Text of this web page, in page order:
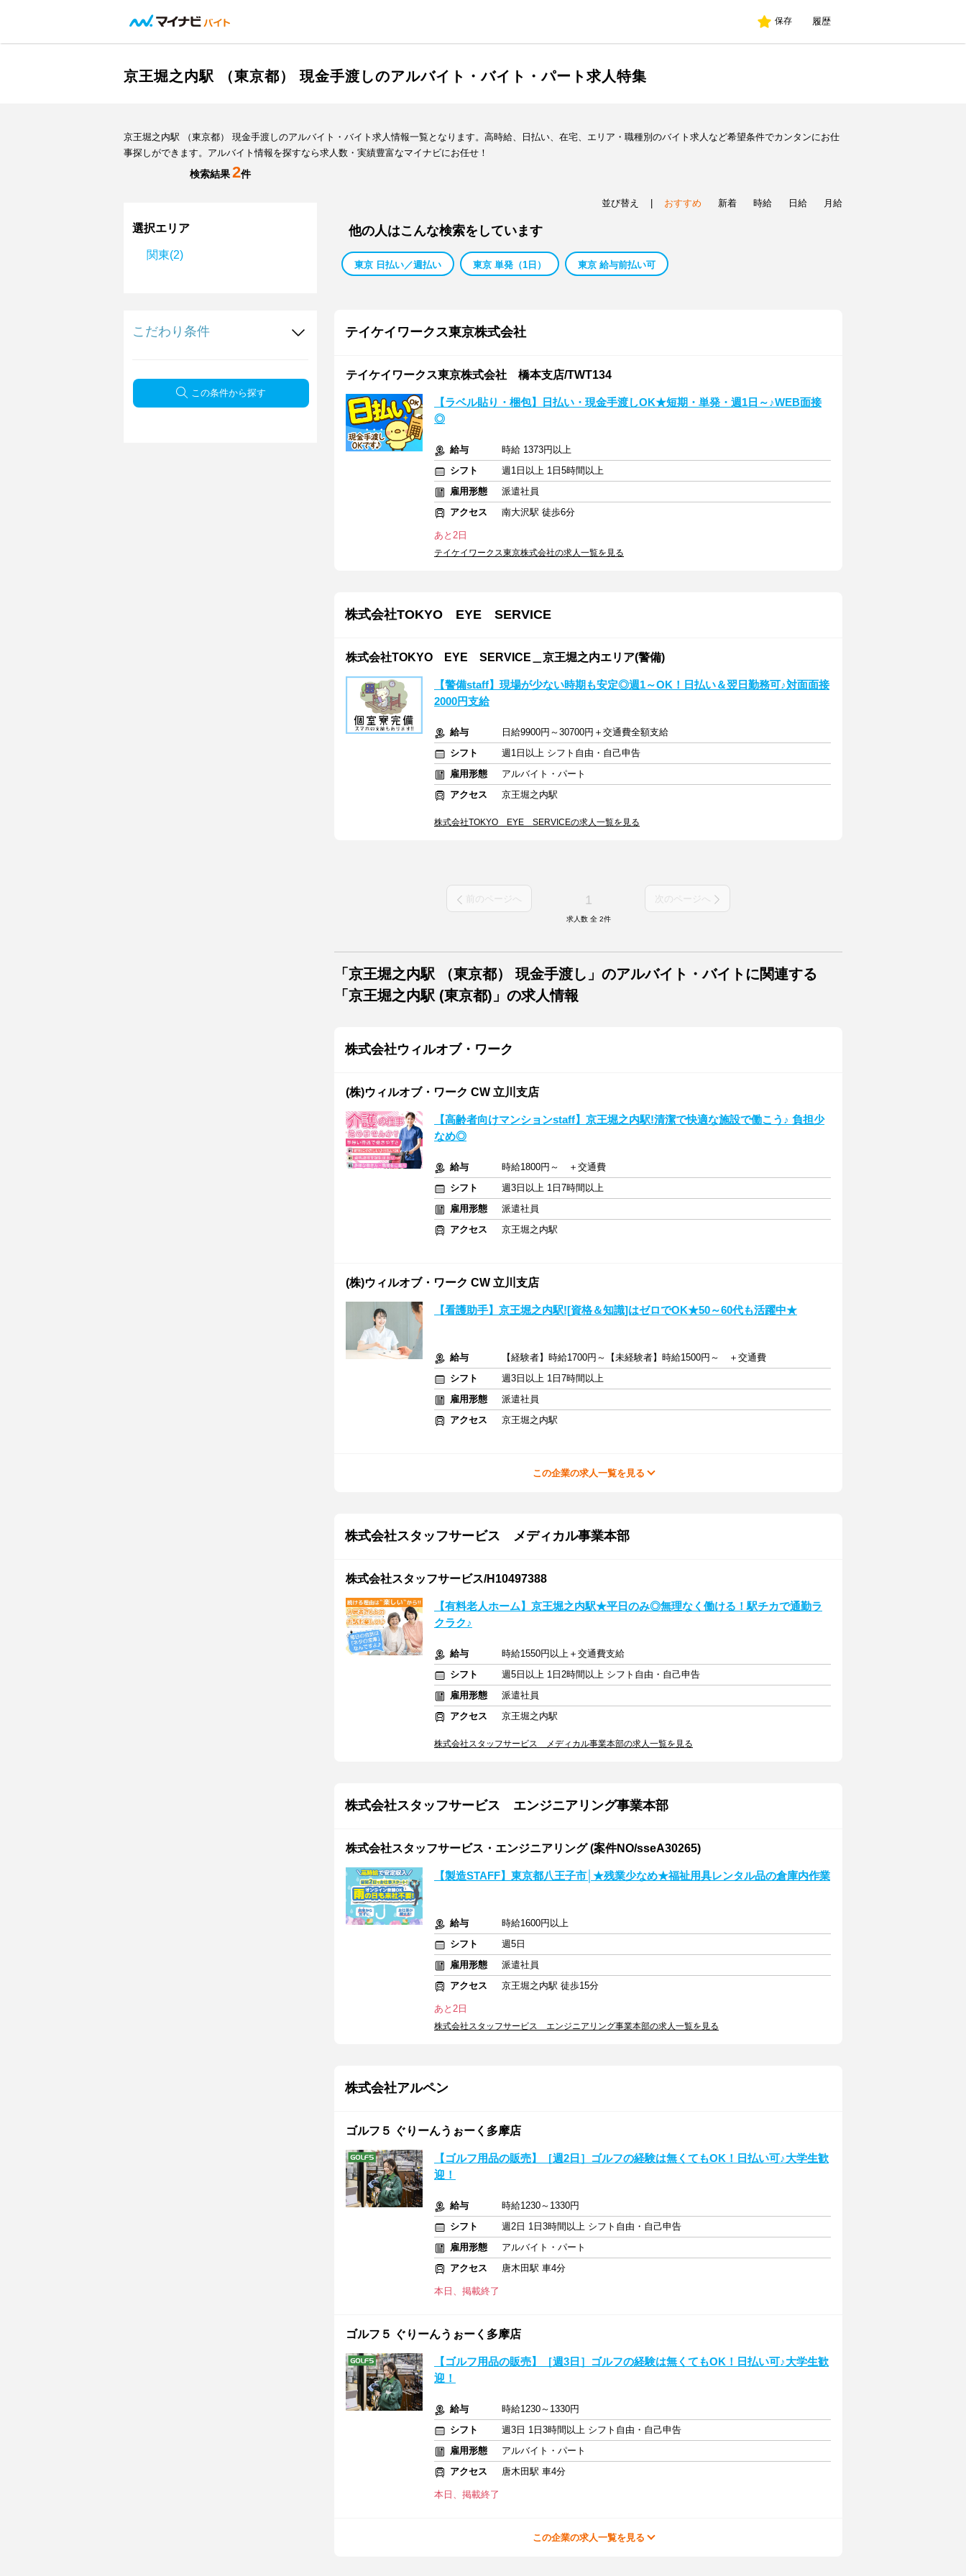
保存 履歴
京王堀之内駅 （東京都） 現金手渡しのアルバイト・バイト・パート求人特集
京王堀之内駅 （東京都） 現金手渡しのアルバイト・バイト求人情報一覧となります。高時給、日払い、在宅、エリア・職種別のバイト求人など希望条件でカンタンにお仕
事探しができます。アルバイト情報を探すなら求人数・実績豊富なマイナビにお任せ！
検索結果2件
選択エリア
関東(2)
こだわり条件
この条件から探す
並び替え おすすめ 新着 時給 日給 月給
他の人はこんな検索をしています
東京 日払い／週払い 東京 単発（1日） 東京 給与前払い可
テイケイワークス東京株式会社
テイケイワークス東京株式会社 橋本支店/TWT134
【ラベル貼り・梱包】日払い・現金手渡しOK★短期・単発・週1日～♪WEB面接
◎
給与
時給 1373円以上
シフト
週1日以上 1日5時間以上
雇用形態
派遣社員
アクセス
南大沢駅 徒歩6分
あと2日
テイケイワークス東京株式会社の求人一覧を見る
株式会社TOKYO EYE SERVICE
株式会社TOKYO EYE SERVICE＿京王堀之内エリア(警備)
【警備staff】現場が少ない時期も安定◎週1～OK！日払い＆翌日勤務可♪対面面接
2000円支給
給与
日給9900円～30700円＋交通費全額支給
シフト
週1日以上 シフト自由・自己申告
雇用形態
アルバイト・パート
アクセス
京王堀之内駅
株式会社TOKYO EYE SERVICEの求人一覧を見る
前のページへ 1 次のページへ
求人数 全 2件
「京王堀之内駅 （東京都） 現金手渡し」のアルバイト・バイトに関連する
「京王堀之内駅 (東京都)」の求人情報
株式会社ウィルオブ・ワーク
(株)ウィルオブ・ワーク CW 立川支店
【高齢者向けマンションstaff】京王堀之内駅!清潔で快適な施設で働こう♪ 負担少
なめ◎
給与
時給1800円～ ＋交通費
シフト
週3日以上 1日7時間以上
雇用形態
派遣社員
アクセス
京王堀之内駅
(株)ウィルオブ・ワーク CW 立川支店
【看護助手】京王堀之内駅![資格＆知識]はゼロでOK★50～60代も活躍中★
給与
【経験者】時給1700円～【未経験者】時給1500円～ ＋交通費
シフト
週3日以上 1日7時間以上
雇用形態
派遣社員
アクセス
京王堀之内駅
この企業の求人一覧を見る
株式会社スタッフサービス メディカル事業本部
株式会社スタッフサービス/H10497388
【有料老人ホーム】京王堀之内駅★平日のみ◎無理なく働ける！駅チカで通勤ラ
クラク♪
給与
時給1550円以上＋交通費支給
シフト
週5日以上 1日2時間以上 シフト自由・自己申告
雇用形態
派遣社員
アクセス
京王堀之内駅
株式会社スタッフサービス メディカル事業本部の求人一覧を見る
株式会社スタッフサービス エンジニアリング事業本部
株式会社スタッフサービス・エンジニアリング (案件NO/sseA30265)
【製造STAFF】東京都八王子市│★残業少なめ★福祉用具レンタル品の倉庫内作業
給与
時給1600円以上
シフト
週5日
雇用形態
派遣社員
アクセス
京王堀之内駅 徒歩15分
あと2日
株式会社スタッフサービス エンジニアリング事業本部の求人一覧を見る
株式会社アルペン
ゴルフ５ ぐりーんうぉーく多摩店
【ゴルフ用品の販売】［週2日］ゴルフの経験は無くてもOK！日払い可♪大学生歓
迎！
給与
時給1230～1330円
シフト
週2日 1日3時間以上 シフト自由・自己申告
雇用形態
アルバイト・パート
アクセス
唐木田駅 車4分
本日、掲載終了
ゴルフ５ ぐりーんうぉーく多摩店
【ゴルフ用品の販売】［週3日］ゴルフの経験は無くてもOK！日払い可♪大学生歓
迎！
給与
時給1230～1330円
シフト
週3日 1日3時間以上 シフト自由・自己申告
雇用形態
アルバイト・パート
アクセス
唐木田駅 車4分
本日、掲載終了
この企業の求人一覧を見る